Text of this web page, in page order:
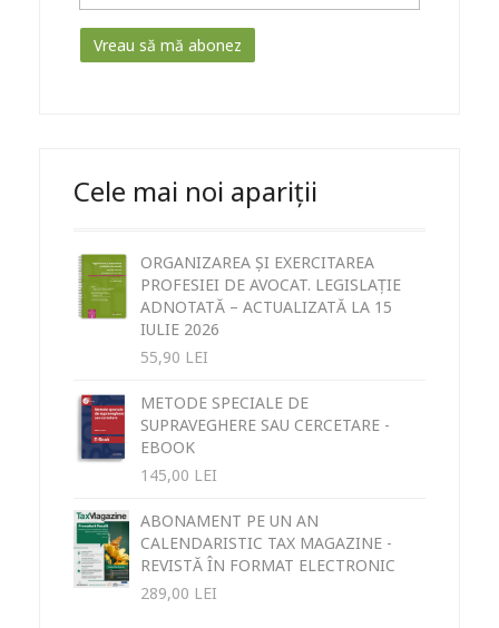
Cele mai noi apariții
ORGANIZAREA ȘI EXERCITAREA
PROFESIEI DE AVOCAT. LEGISLAȚIE
ADNOTATĂ – ACTUALIZATĂ LA 15
IULIE 2026
55,90 LEI
METODE SPECIALE DE
SUPRAVEGHERE SAU CERCETARE -
EBOOK
145,00 LEI
ABONAMENT PE UN AN
CALENDARISTIC TAX MAGAZINE -
REVISTĂ ÎN FORMAT ELECTRONIC
289,00 LEI